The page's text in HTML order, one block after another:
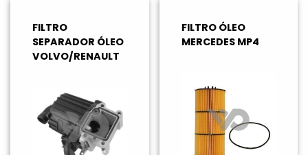
FILTRO
SEPARADOR ÓLEO
VOLVO/RENAULT
FILTRO ÓLEO
MERCEDES MP4